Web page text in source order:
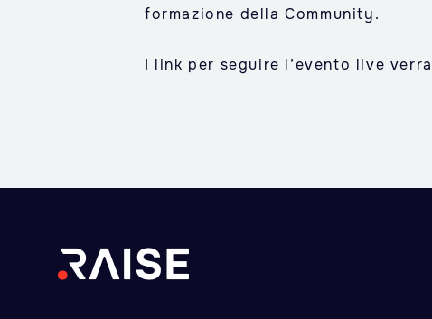
formazione della Community.
I link per seguire l’evento live